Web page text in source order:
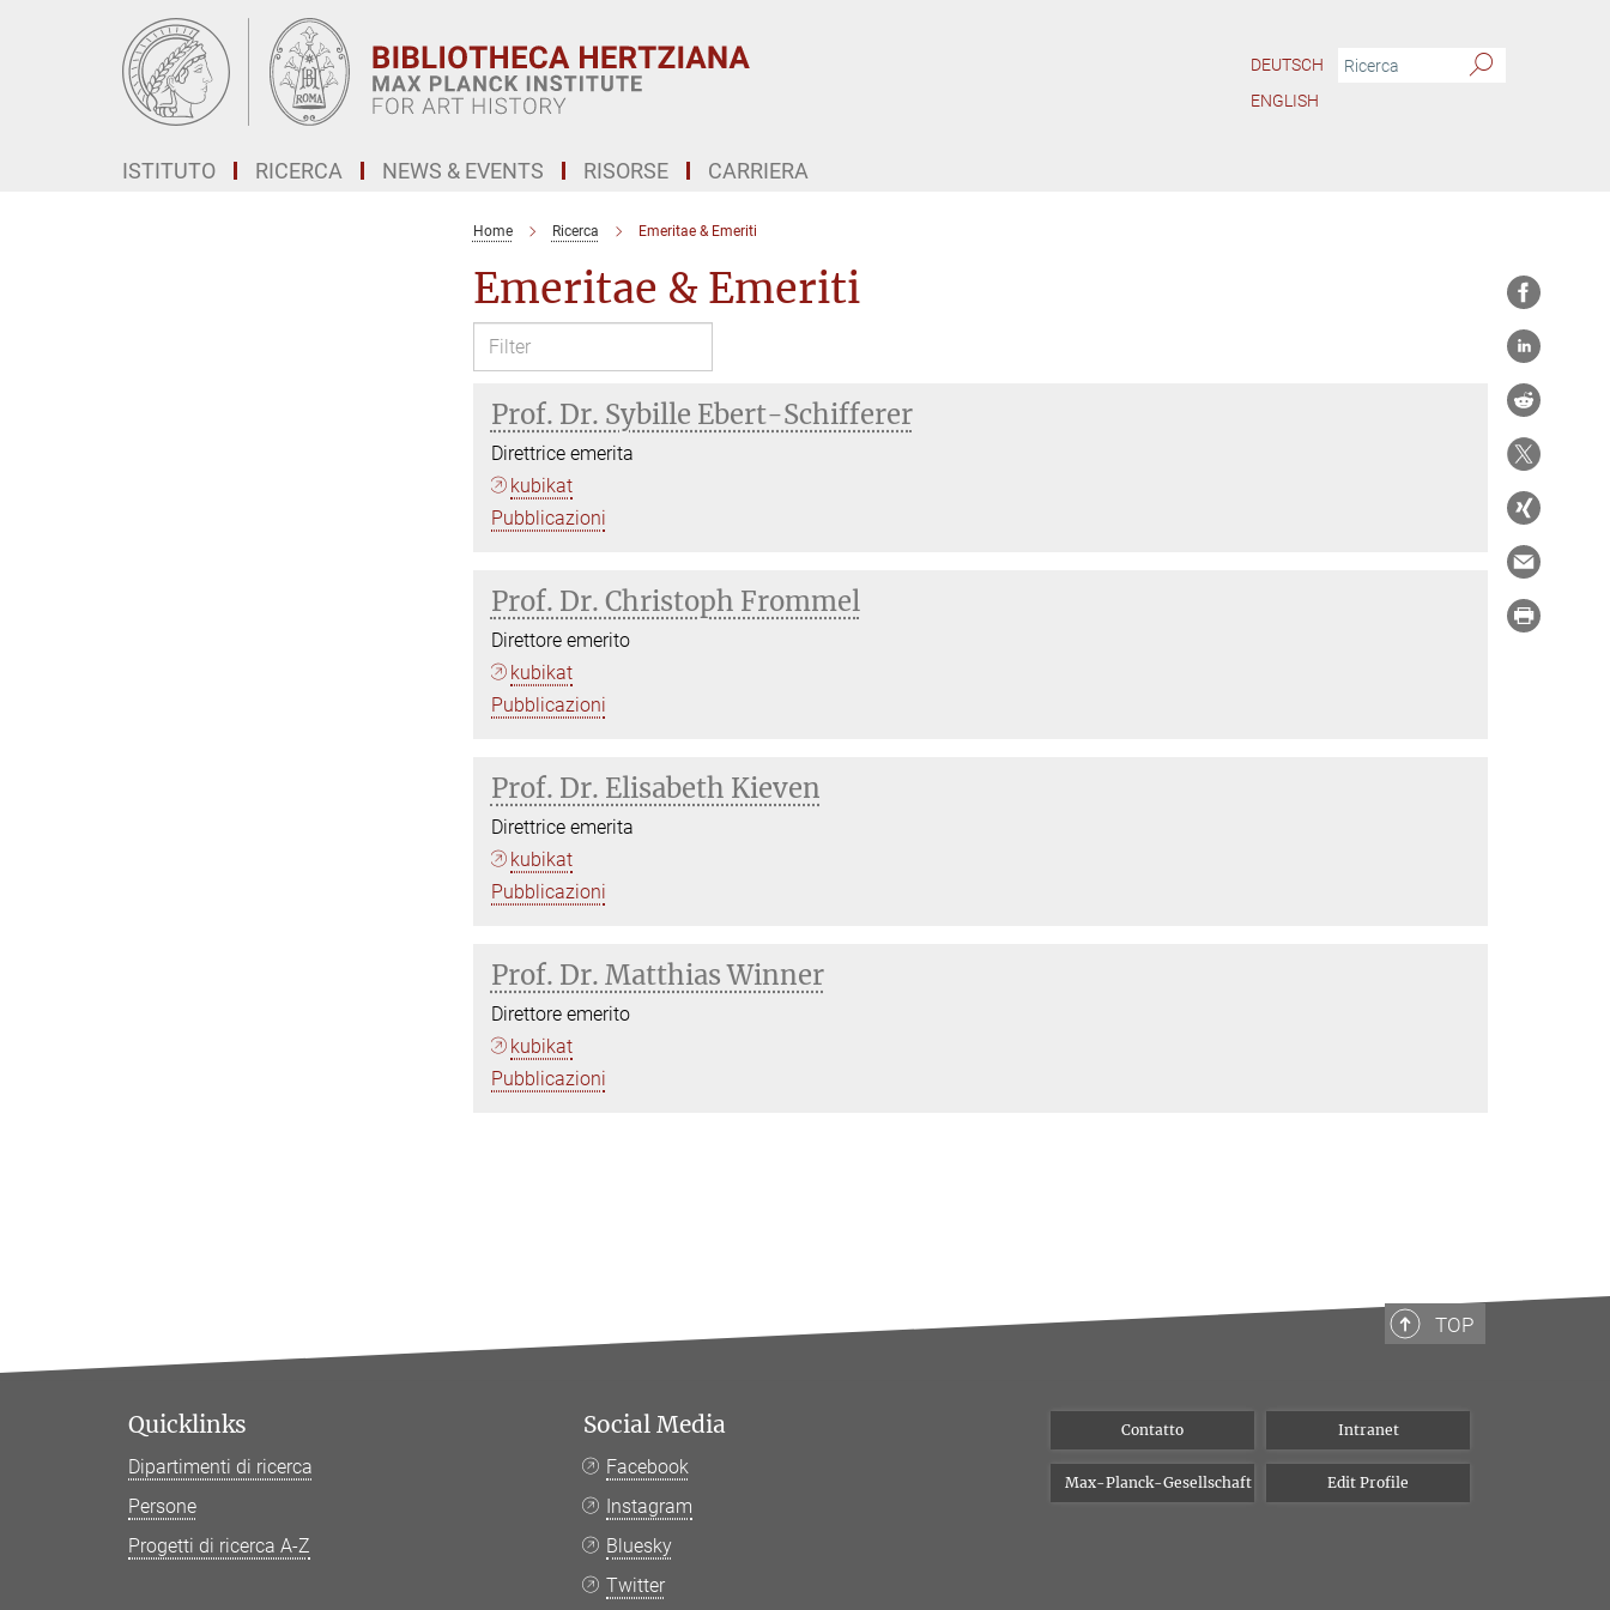
DEUTSCH
ENGLISH
ISTITUTO RICERCA NEWS & EVENTS RISORSE CARRIERA
Home Ricerca Emeritae & Emeriti
Emeritae & Emeriti
Prof. Dr. Sybille Ebert-Schifferer
Direttrice emerita
kubikat
Pubblicazioni
Prof. Dr. Christoph Frommel
Direttore emerito
kubikat
Pubblicazioni
Prof. Dr. Elisabeth Kieven
Direttrice emerita
kubikat
Pubblicazioni
Prof. Dr. Matthias Winner
Direttore emerito
kubikat
Pubblicazioni
TOP
Quicklinks
Dipartimenti di ricerca
Persone
Progetti di ricerca A-Z
Social Media
Facebook
Instagram
Bluesky
Twitter
Contatto Intranet
Max-Planck-Gesellschaft Edit Profile